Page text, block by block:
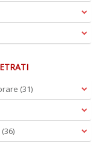
F1
Cartacea
12.90 €
Digitale
(31)
(36)